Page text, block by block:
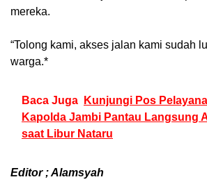
mereka.
“Tolong kami, akses jalan kami sudah
warga.*
Baca Juga
Kunjungi Pos
Kapolda Jambi Pantau Langsung
saat Libur Nataru
Editor ; Alamsyah